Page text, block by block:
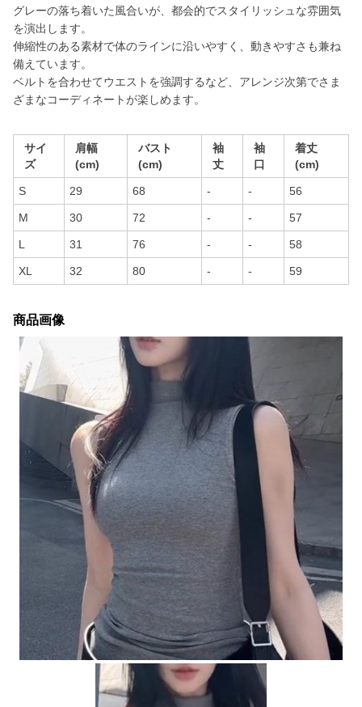
グレーの落ち着いた風合いが、都会的でスタイリッシュな雰囲気
を演出します。
伸縮性のある素材で体のラインに沿いやすく、動きやすさも兼ね
備えています。
ベルトを合わせてウエストを強調するなど、アレンジ次第でさま
ざまなコーディネートが楽しめます。
サイ
ズ
肩幅
(cm)
バスト
(cm)
袖
丈
袖
口
着丈
(cm)
S 29 68 - - 56
M 30 72 - - 57
L 31 76 - - 58
XL 32 80 - - 59
商品画像